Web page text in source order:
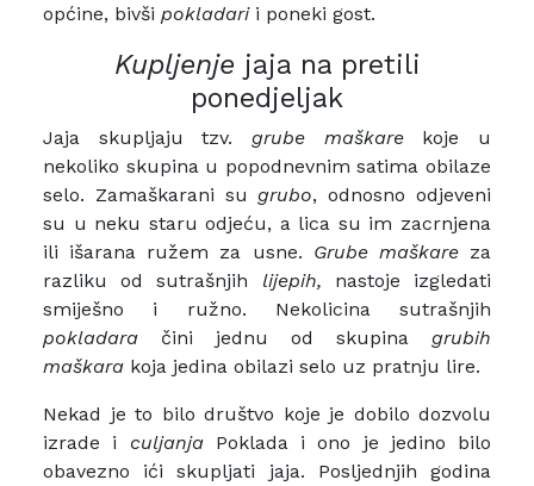
općine, bivši pokladari i poneki gost.
Kupljenje jaja na pretili
ponedjeljak
Jaja skupljaju tzv. grube maškarekoje u
nekoliko skupina u popodnevnim satima obilaze
selo. Zamaškarani sugrubo, odnosno odjeveni
su u neku staru odjeću, a lica su im zacrnjena
ili išarana ružem za usne. Grube maškareza
razliku od sutrašnjih lijepih, nastoje izgledati
smiješno i ružno. Nekolicina sutrašnjih
pokladara čini jednu od skupina grubih
maškara koja jedina obilazi selo uz pratnju lire.
Nekad je to bilo društvo koje je dobilo dozvolu
izrade i culjanjaPoklada i ono je jedino bilo
obavezno ići skupljati jaja. Posljednjih godina